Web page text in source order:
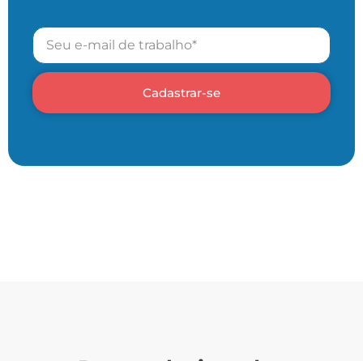
Cadastrar-se